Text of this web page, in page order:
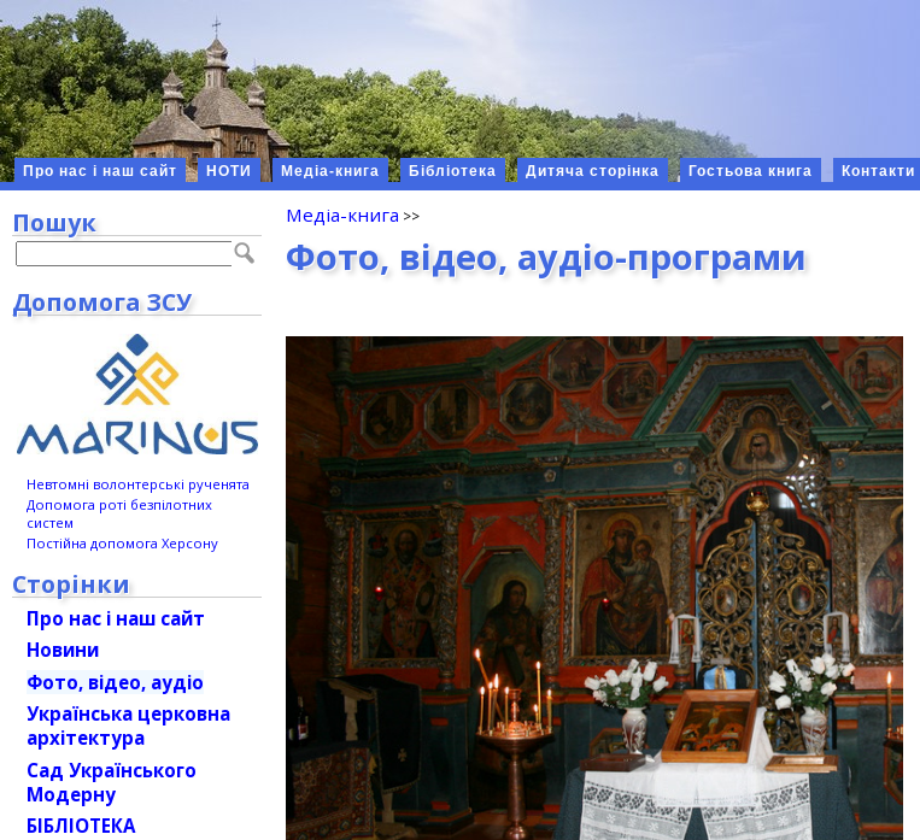
Про нас і наш сайт НОТИ Медіа-книга Бібліотека Дитяча сторінка Гостьова книга Контакти
Медіа-книга
Фото, відео, аудіо-програми
Пошук
Допомога ЗСУ
Невтомні волонтерські рученята
Допомога роті безпілотних
систем
Постійна допомога Херсону
Сторінки
Про нас і наш сайт
Новини
Фото, відео, аудіо
Українська церковна
архітектура
Сад Українського
Модерну
БІБЛІОТЕКА